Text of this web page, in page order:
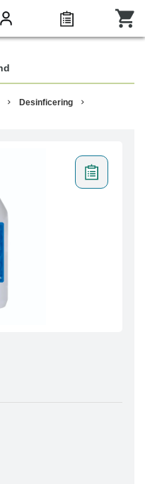
Desinficering